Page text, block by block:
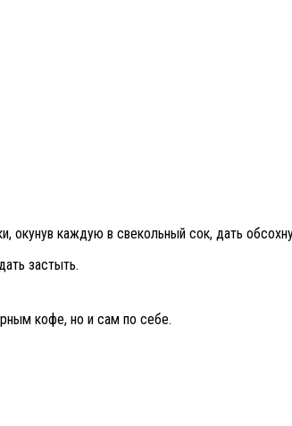
окунув каждую в свекольный сок, дать
застыть.
кофе, но и сам по себе.